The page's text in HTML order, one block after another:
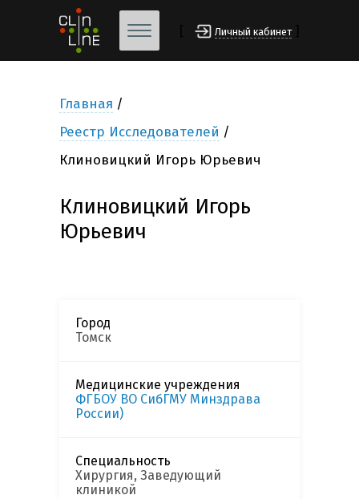
Личный кабинет
Главная
Реестр Исследователей
Клиновицкий Игорь Юрьевич
Клиновицкий Игорь
Юрьевич
Город
Томск
Медицинские учреждения
ФГБОУ ВО СибГМУ Минздрава
России)
Специальность
Хирургия, Заведующий
клиникой